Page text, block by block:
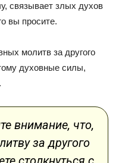
связывает злых духов
вы просите.
молитв за другого
духовные силы,
внимание, что,
за другого